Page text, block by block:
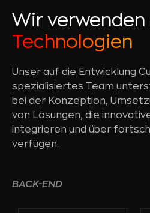
Wir verwenden
Technologien
Unser auf die Entwicklung
spezialisiertes Team
bei der Konzeption,
von Lösungen, die
integrieren und über
verfügen.
BACK-END